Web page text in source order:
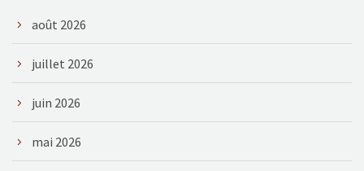
août 2026
juillet 2026
juin 2026
mai 2026